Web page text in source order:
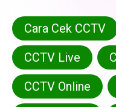
Cara Cek CCTV
CCTV Live
CCTV Online